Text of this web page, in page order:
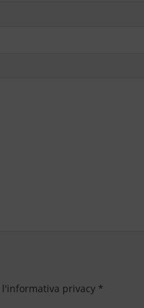
l'informativa privacy *